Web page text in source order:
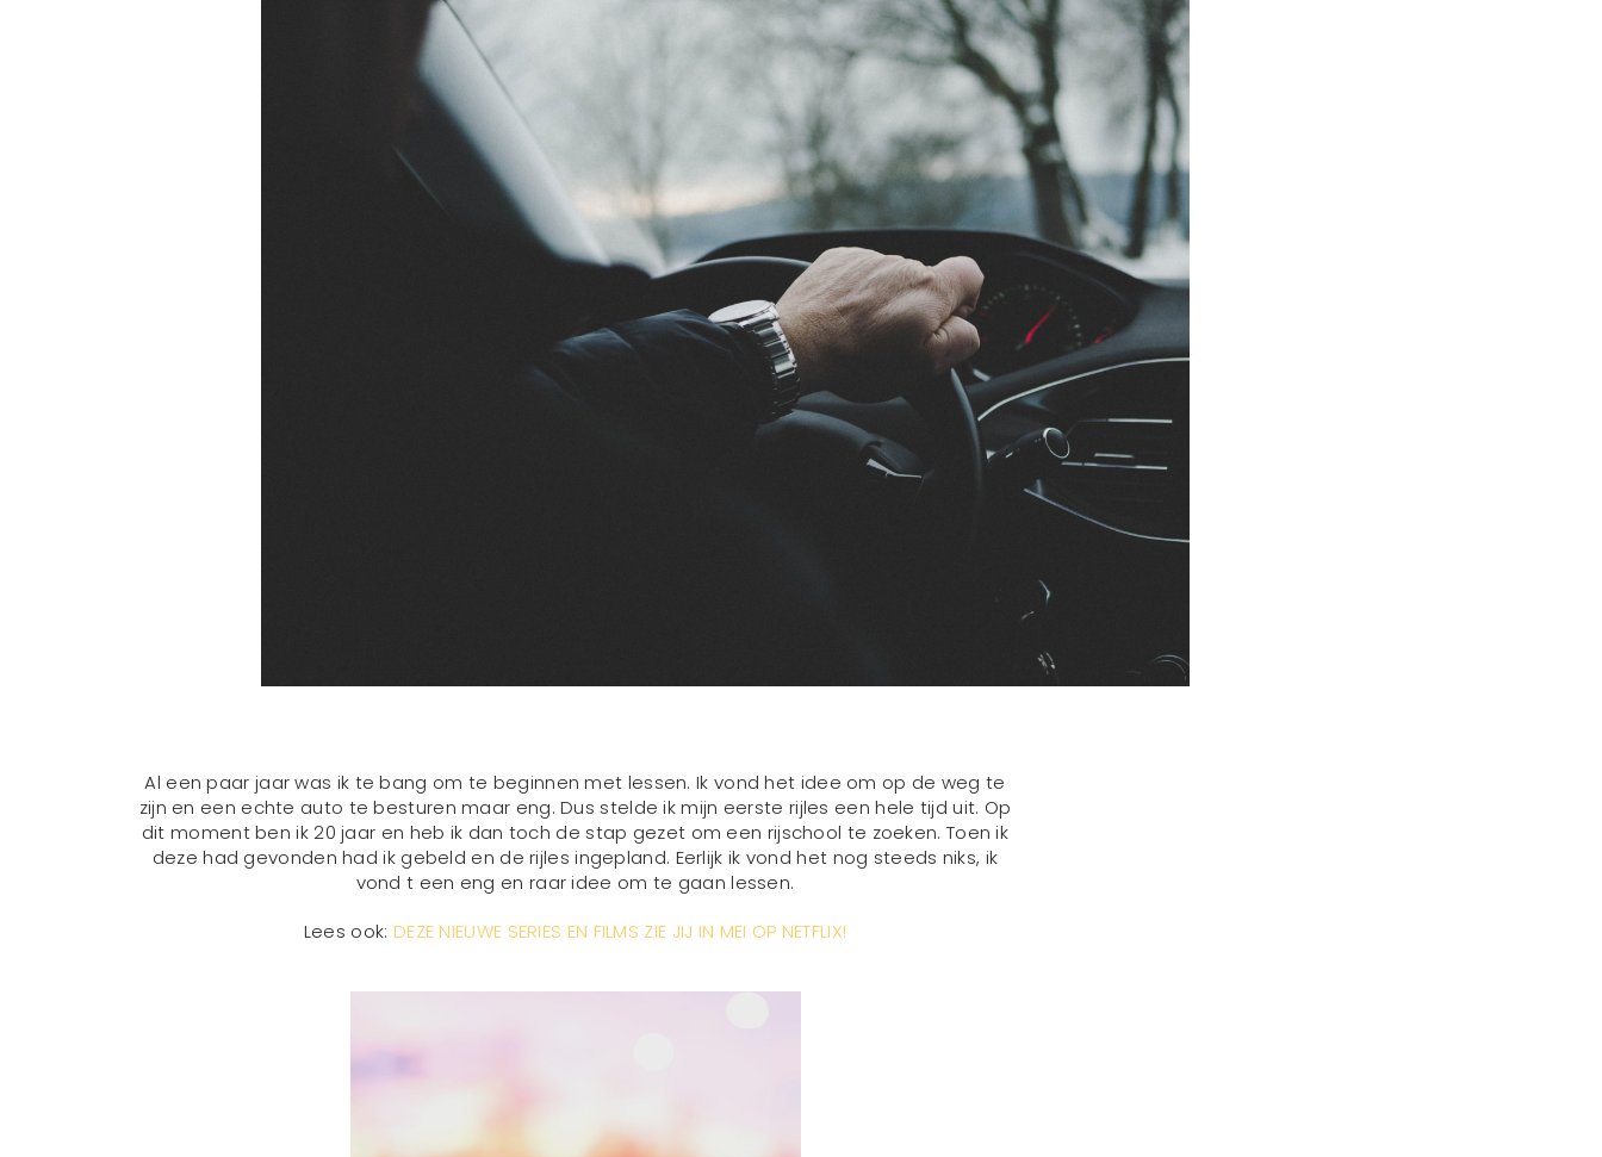
Al een paar jaar was ik te bang om te beginnen met lessen. Ik vond het idee om op de weg te
zijn en een echte auto te besturen maar eng. Dus stelde ik mijn eerste rijles een hele tijd uit. Op
dit moment ben ik 20 jaar en heb ik dan toch de stap gezet om een rijschool te zoeken. Toen ik
deze had gevonden had ik gebeld en de rijles ingepland. Eerlijk ik vond het nog steeds niks, ik
vond t een eng en raar idee om te gaan lessen.
Lees ook: DEZE NIEUWE SERIES EN FILMS ZIE JIJ IN MEI OP NETFLIX!